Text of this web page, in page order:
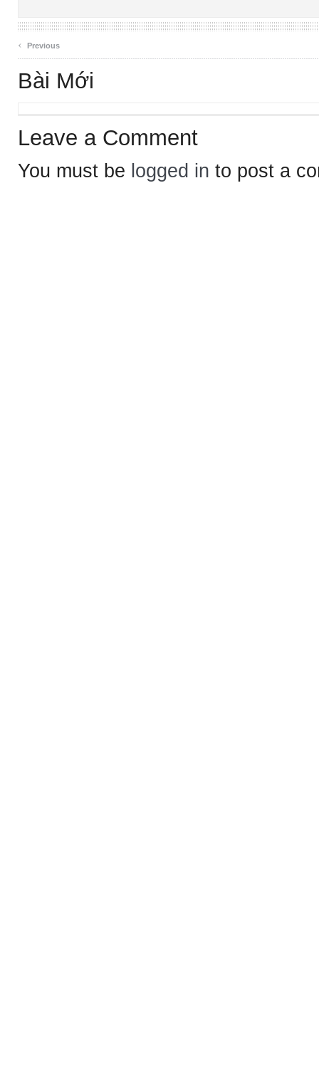
‹ Previous
Bài Mới
Leave a Comment
You must be logged in to post a